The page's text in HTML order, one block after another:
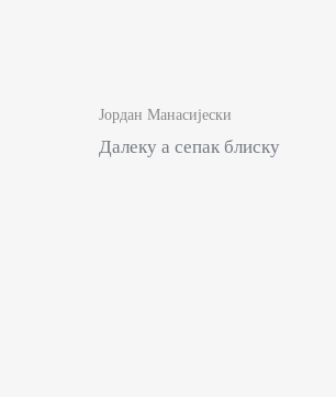
Јордан Манасијески
Далеку а сепак блиску